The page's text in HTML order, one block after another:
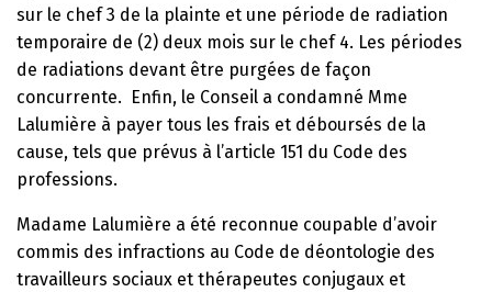
sur le chef 3 de la plainte et une période de radiation
temporaire de (2) deux mois sur le chef 4. Les périodes
de radiations devant être purgées de façon
concurrente. Enfin, le Conseil a condamné Mme
Lalumière à payer tous les frais et déboursés de la
cause, tels que prévus à l’article 151 du Code des
professions.
Madame Lalumière a été reconnue coupable d’avoir
commis des infractions au Code de déontologie des
travailleurs sociaux et thérapeutes conjugaux et